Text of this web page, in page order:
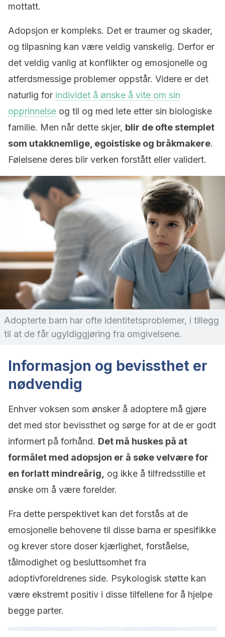
mottatt.
Adopsjon er kompleks. Det er traumer og skader,
og tilpasning kan være veldig vanskelig. Derfor er
det veldig vanlig at konflikter og emosjonelle og
atferdsmessige problemer oppstår. Videre er det
naturlig for individet å ønske å vite om sin
opprinnelse og til og med lete etter sin biologiske
familie. Men når dette skjer, blir de ofte stemplet
som utakknemlige, egoistiske og bråkmakere.
Følelsene deres blir verken forstått eller validert.
Adopterte barn har ofte identitetsproblemer, i tillegg
til at de får ugyldiggjøring fra omgivelsene.
Informasjon og bevissthet er
nødvendig
Enhver voksen som ønsker å adoptere må gjøre
det med stor bevissthet og sørge for at de er godt
informert på forhånd. Det må huskes på at
formålet med adopsjon er å søke velvære for
en forlatt mindreårig,
og ikke å tilfredsstille et
ønske om å være forelder.
Fra dette perspektivet kan det forstås at de
emosjonelle behovene til disse barna er spesifikke
og krever store doser kjærlighet, forståelse,
tålmodighet og besluttsomhet fra
adoptivforeldrenes side. Psykologisk støtte kan
være ekstremt positiv i disse tilfellene for å hjelpe
begge parter.